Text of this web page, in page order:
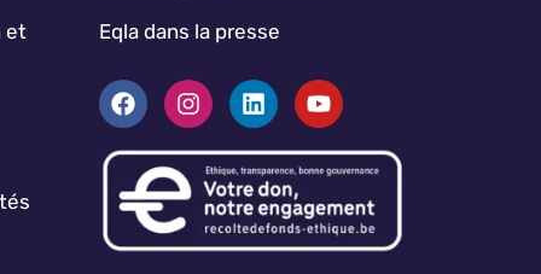
et
Eqla dans la presse